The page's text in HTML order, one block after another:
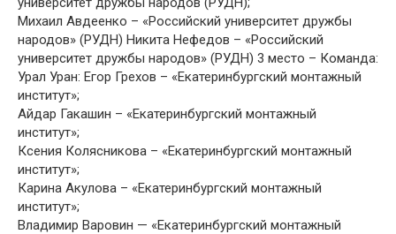
Михаил Авдеенко – «Российский университет дружбы
народов» (РУДН) Никита Нефедов – «Российский
университет дружбы народов» (РУДН) 3 место – Команда:
Урал Уран: Егор Грехов – «Екатеринбургский монтажный
институт»;
Айдар Гакашин – «Екатеринбургский монтажный
институт»;
Ксения Колясникова – «Екатеринбургский монтажный
институт»;
Карина Акулова – «Екатеринбургский монтажный
институт»;
Владимир Варовин — «Екатеринбургский монтажный